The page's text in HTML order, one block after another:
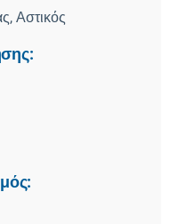
Αστικός